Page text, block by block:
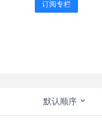
订阅专栏
默认顺序